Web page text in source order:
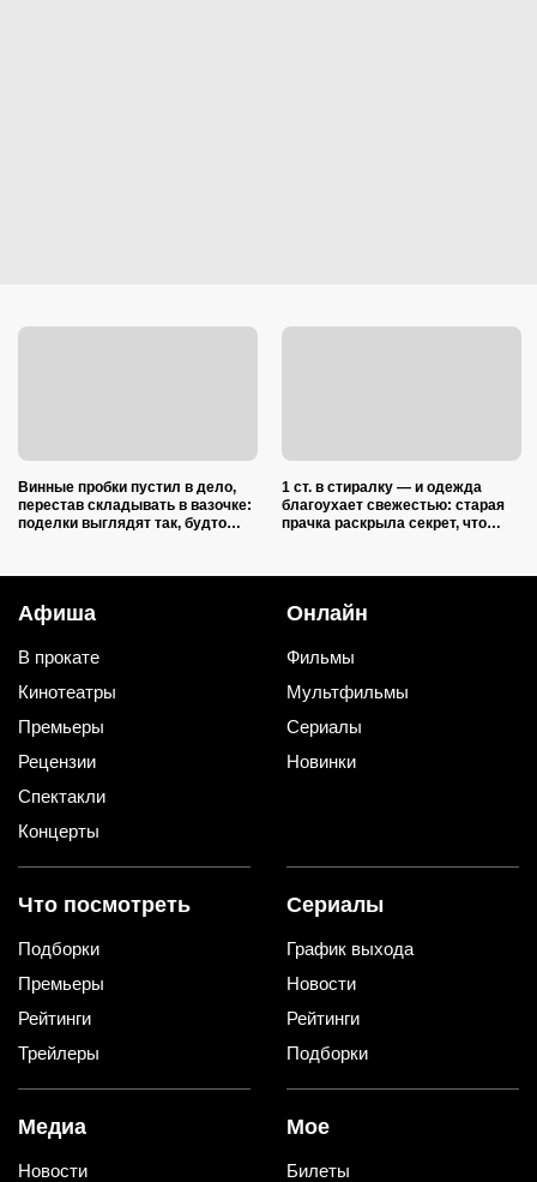
Винные пробки пустил в дело,
перестав складывать в вазочке:
поделки выглядят так, будто
1 ст. в стиралку — и одежда
благоухает свежестью: старая
прачка раскрыла секрет, что
Афиша
В прокате
Кинотеатры
Премьеры
Рецензии
Спектакли
Концерты
Онлайн
Фильмы
Мультфильмы
Сериалы
Новинки
Что посмотреть
Подборки
Премьеры
Рейтинги
Трейлеры
Сериалы
График выхода
Новости
Рейтинги
Подборки
Медиа
Новости
Мое
Билеты